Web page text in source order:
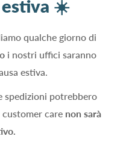
estiva ☀️
qualche giorno di
i nostri uffici saranno
estiva.
spedizioni potrebbero
care non sarà